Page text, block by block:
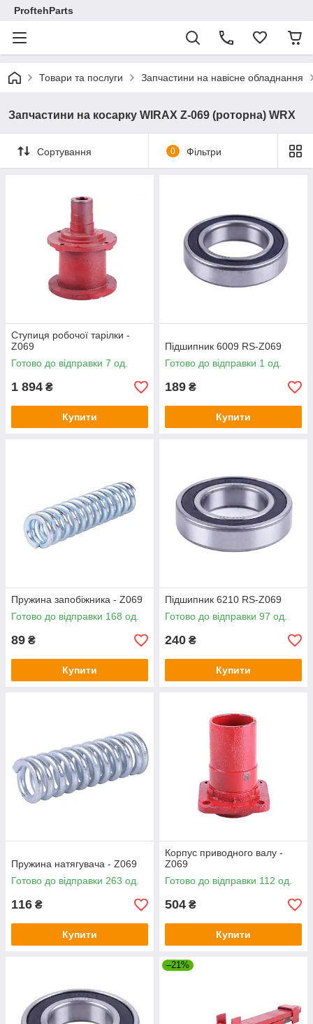
ProftehParts
Товари та послуги Запчастини на навісне обладнання
Запчастини на косарку WIRAX Z-069 (роторна) WRX
Сортування 0 Фільтри
Ступиця робочої тарілки -
Z069
Готово до відправки 7 од.
1 894 ₴
Купити
Підшипник 6009 RS-Z069
Готово до відправки 1 од.
189 ₴
Купити
Пружина запобіжника - Z069
Готово до відправки 168 од.
89 ₴
Купити
Підшипник 6210 RS-Z069
Готово до відправки 97 од.
240 ₴
Купити
Пружина натягувача - Z069
Готово до відправки 263 од.
116 ₴
Купити
Корпус приводного валу -
Z069
Готово до відправки 112 од.
504 ₴
Купити
–21%